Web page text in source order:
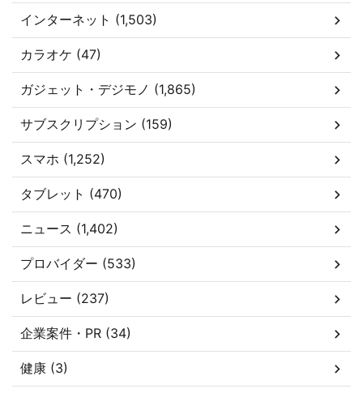
インターネット (1,503)
カラオケ (47)
ガジェット・デジモノ (1,865)
サブスクリプション (159)
スマホ (1,252)
タブレット (470)
ニュース (1,402)
プロバイダー (533)
レビュー (237)
企業案件・PR (34)
健康 (3)